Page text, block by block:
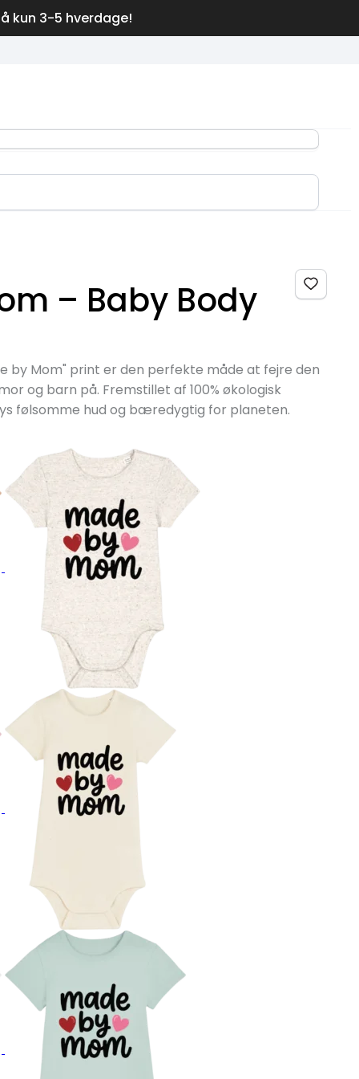
kun 3-5 hverdage!
– Baby Body
by Mom" print er den perfekte måde at fejre den
og barn på. Fremstillet af 100% økologisk
følsomme hud og bæredygtig for planeten.